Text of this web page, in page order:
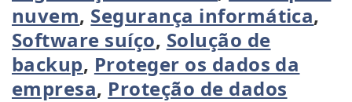
nuvem, Segurança informática,
Software suíço, Solução de
backup, Proteger os dados da
empresa, Proteção de dados